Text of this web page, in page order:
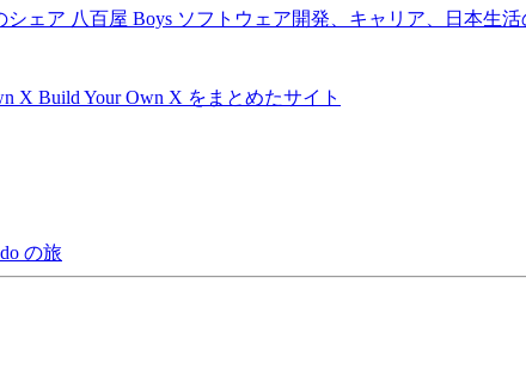
シェア 八百屋 Boys ソフトウェア開発、キャリア、日本生活
X Build Your Own X をまとめたサイト
の旅